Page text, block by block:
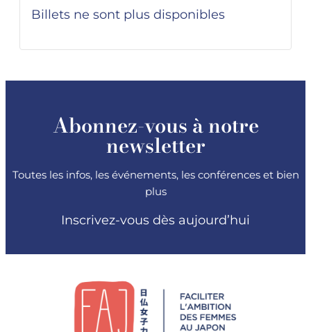
Billets ne sont plus disponibles
Abonnez-vous à notre
newsletter
Toutes les infos, les événements, les conférences et bien
plus
Inscrivez-vous dès aujourd’hui